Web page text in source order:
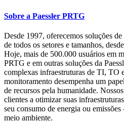
Sobre a Paessler PRTG
Desde 1997, oferecemos soluções
de todos os setores e tamanhos,
Hoje, mais de 500.000 usuários em
PRTG e em outras soluções da
complexas infraestruturas de TI, TO
monitoramento desempenha um
de recursos pela humanidade.
clientes a otimizar suas
seu consumo de energia ou
meio ambiente.